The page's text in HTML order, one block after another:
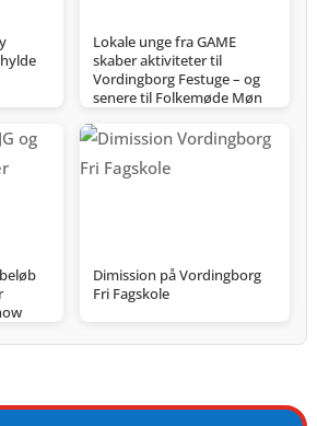
Lokale unge fra GAME
skaber aktiviteter til
Vordingborg Festuge – og
senere til Folkemøde Møn
Dimission på Vordingborg
Fri Fagskole